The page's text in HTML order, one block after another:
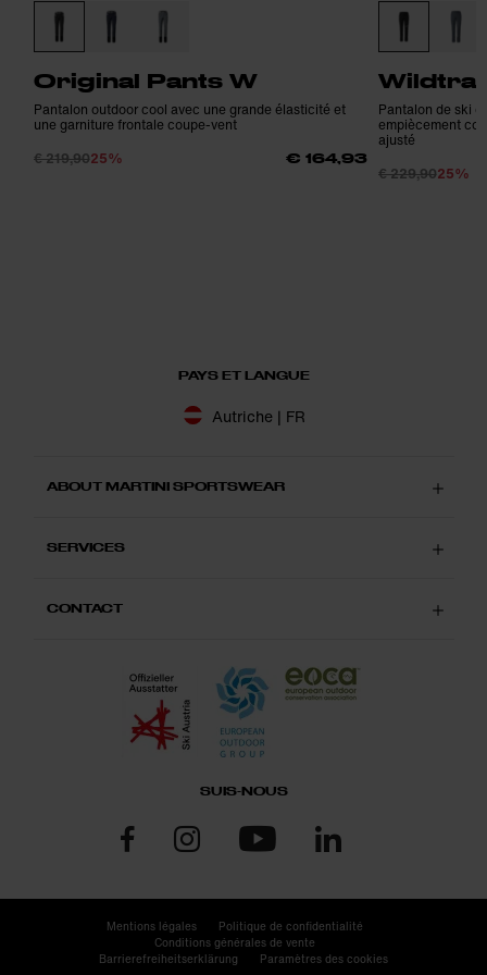
Original Pants W
Pantalon outdoor cool avec une grande élasticité et
une garniture frontale coupe-vent
€ 219,9025% € 164,93
Pantalon de ski
empiècement
ajusté
€ 229,9025%
PAYS ET LANGUE
Autriche | FR
ABOUT MARTINI SPORTSWEAR
SERVICES
CONTACT
SUIS-NOUS
Mentions légales
Politique de confidentialité
Conditions générales de vente
Barrierefreiheitserklärung
Paramètres des cookies